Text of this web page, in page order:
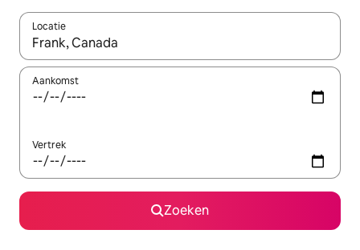
Locatie
Wanneer er resultaten beschikbaar zijn, maak je een keuze
Aankomst
Vertrek
Zoeken